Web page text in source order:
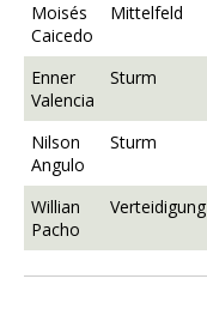
Moisés
Caicedo
Mittelfeld
Enner
Valencia
Sturm
Nilson
Angulo
Sturm
Willian
Pacho
Verteidigung